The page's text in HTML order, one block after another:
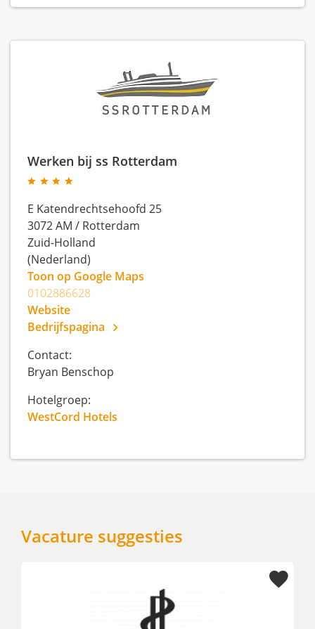
Werken bij ss Rotterdam
E Katendrechtsehoofd 25
3072 AM / Rotterdam
Zuid-Holland
(Nederland)
Toon op Google Maps
0102886628
Website
Bedrijfspagina
Contact:
Bryan Benschop
Hotelgroep:
WestCord Hotels
Vacature suggesties